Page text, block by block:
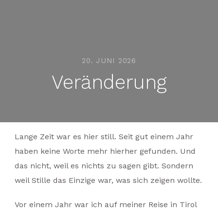
20. JUNI 2026
Veränderung
Lange Zeit war es hier still. Seit gut einem Jahr
haben keine Worte mehr hierher gefunden. Und
das nicht, weil es nichts zu sagen gibt. Sondern
weil Stille das Einzige war, was sich zeigen wollte.
Vor einem Jahr war ich auf meiner Reise in Tirol